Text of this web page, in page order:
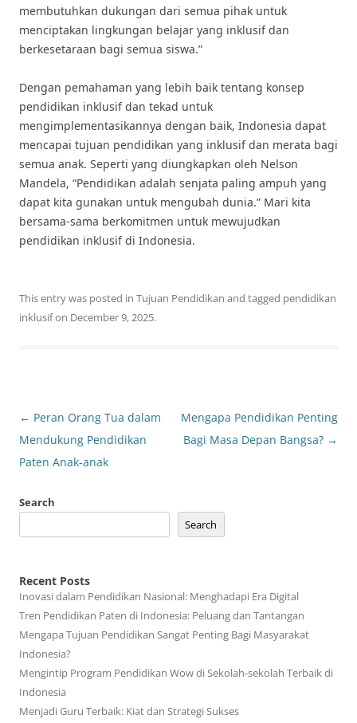
membutuhkan dukungan dari semua pihak untuk
menciptakan lingkungan belajar yang inklusif dan
berkesetaraan bagi semua siswa.”
Dengan pemahaman yang lebih baik tentang konsep
pendidikan inklusif dan tekad untuk
mengimplementasikannya dengan baik, Indonesia dapat
mencapai tujuan pendidikan yang inklusif dan merata bagi
semua anak. Seperti yang diungkapkan oleh Nelson
Mandela, “Pendidikan adalah senjata paling ampuh yang
dapat kita gunakan untuk mengubah dunia.” Mari kita
bersama-sama berkomitmen untuk mewujudkan
pendidikan inklusif di Indonesia.
This entry was posted in Tujuan Pendidikan and tagged pendidikan
inklusifon December 9, 2025.
Post
navigation
← Peran Orang Tua dalam
Mendukung Pendidikan
Paten Anak-anak
Mengapa Pendidikan Penting
Bagi Masa Depan Bangsa? →
Search
Search
Recent Posts
Inovasi dalam Pendidikan Nasional: Menghadapi Era Digital
Tren Pendidikan Paten di Indonesia: Peluang dan Tantangan
Mengapa Tujuan Pendidikan Sangat Penting Bagi Masyarakat
Indonesia?
Mengintip Program Pendidikan Wow di Sekolah-sekolah Terbaik di
Indonesia
Menjadi Guru Terbaik: Kiat dan Strategi Sukses